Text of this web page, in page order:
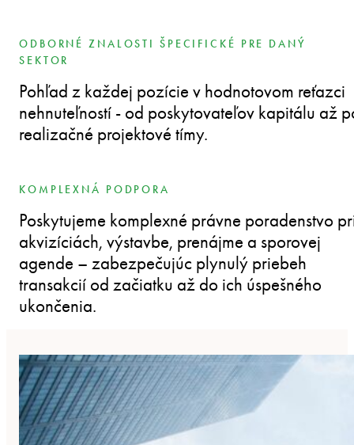
ODBORNÉ ZNALOSTI ŠPECIFICKÉ PRE DANÝ
SEKTOR
Pohľad z každej pozície v hodnotovom reťazci
nehnuteľností - od poskytovateľov kapitálu až
realizačné projektové tímy.
KOMPLEXNÁ PODPORA
Poskytujeme komplexné právne poradenstvo
akvizíciách, výstavbe, prenájme a sporovej
agende – zabezpečujúc plynulý priebeh
transakcií od začiatku až do ich úspešného
ukončenia.